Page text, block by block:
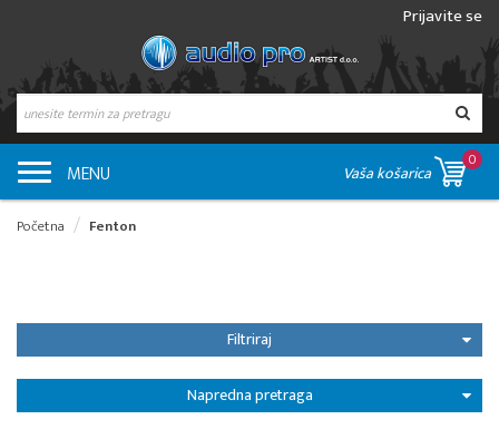
Prijavite se
MENU Vaša košarica
0
Početna Fenton
Filtriraj
Napredna pretraga